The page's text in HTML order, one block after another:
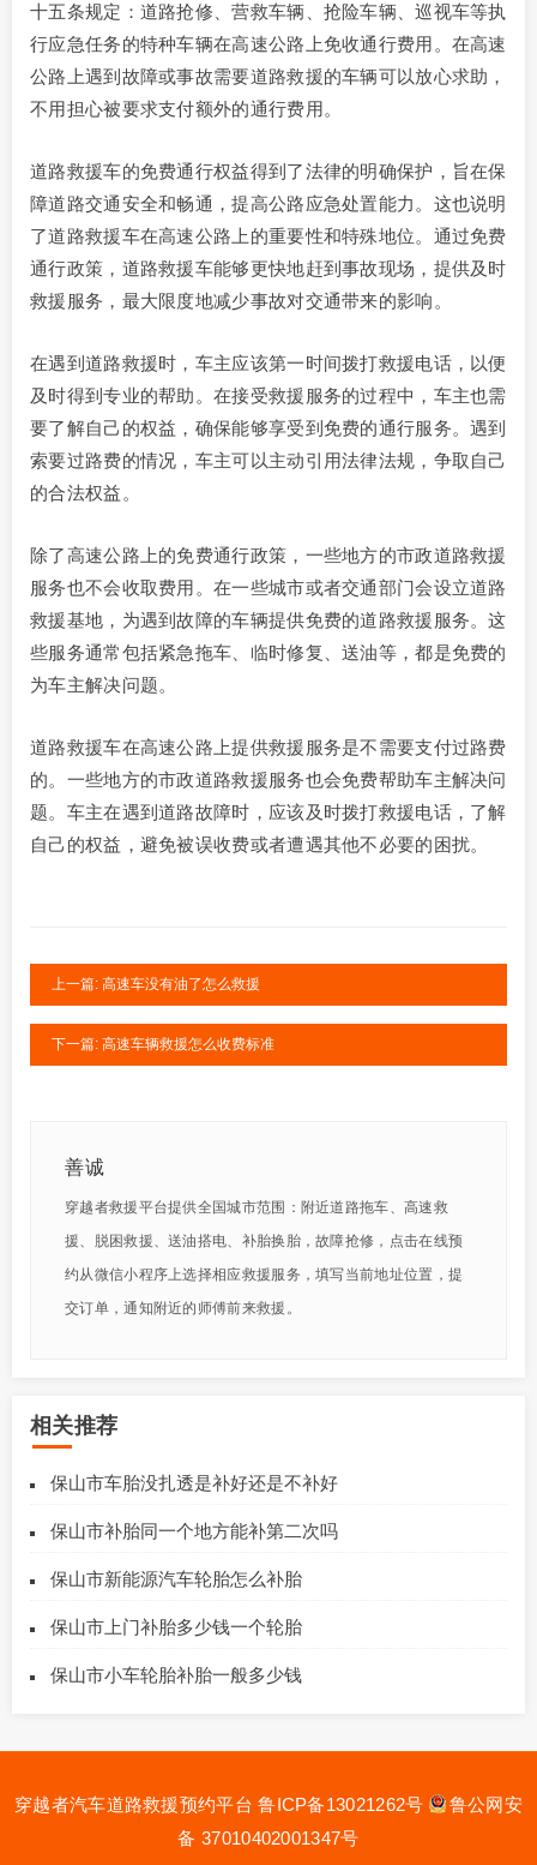
十五条规定：道路抢修、营救车辆、抢险车辆、巡视车等执
行应急任务的特种车辆在高速公路上免收通行费用。在高速
公路上遇到故障或事故需要道路救援的车辆可以放心求助，
不用担心被要求支付额外的通行费用。
道路救援车的免费通行权益得到了法律的明确保护，旨在保
障道路交通安全和畅通，提高公路应急处置能力。这也说明
了道路救援车在高速公路上的重要性和特殊地位。通过免费
通行政策，道路救援车能够更快地赶到事故现场，提供及时
救援服务，最大限度地减少事故对交通带来的影响。
在遇到道路救援时，车主应该第一时间拨打救援电话，以便
及时得到专业的帮助。在接受救援服务的过程中，车主也需
要了解自己的权益，确保能够享受到免费的通行服务。遇到
索要过路费的情况，车主可以主动引用法律法规，争取自己
的合法权益。
除了高速公路上的免费通行政策，一些地方的市政道路救援
服务也不会收取费用。在一些城市或者交通部门会设立道路
救援基地，为遇到故障的车辆提供免费的道路救援服务。这
些服务通常包括紧急拖车、临时修复、送油等，都是免费的
为车主解决问题。
道路救援车在高速公路上提供救援服务是不需要支付过路费
的。一些地方的市政道路救援服务也会免费帮助车主解决问
题。车主在遇到道路故障时，应该及时拨打救援电话，了解
自己的权益，避免被误收费或者遭遇其他不必要的困扰。
上一篇: 高速车没有油了怎么救援
下一篇: 高速车辆救援怎么收费标准
善诚
穿越者救援平台提供全国城市范围：附近道路拖车、高速救
援、脱困救援、送油搭电、补胎换胎，故障抢修，点击在线预
约从微信小程序上选择相应救援服务，填写当前地址位置，提
交订单，通知附近的师傅前来救援。
相关推荐
保山市车胎没扎透是补好还是不补好
保山市补胎同一个地方能补第二次吗
保山市新能源汽车轮胎怎么补胎
保山市上门补胎多少钱一个轮胎
保山市小车轮胎补胎一般多少钱
穿越者汽车道路救援预约平台鲁ICP备13021262号
鲁公网安
备 37010402001347号